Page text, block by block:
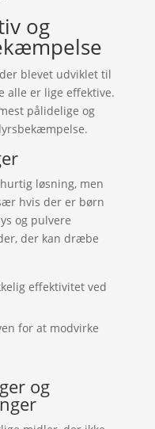
og
blevet udviklet til
alle er lige effektive.
pålidelige og
løsning, men
hvis der er børn
og pulvere
der kan dræbe
effektivitet ved
for at modvirke
og